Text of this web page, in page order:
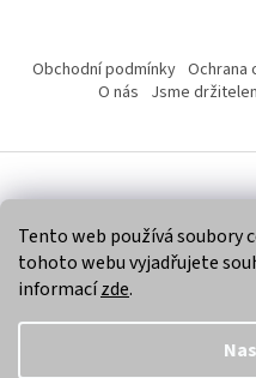
Tento web používá soubory
tohoto webu vyjadřujete
informacízde.
Obchodní podmínky Ochrana
O nás Jsme
Copyright 2026